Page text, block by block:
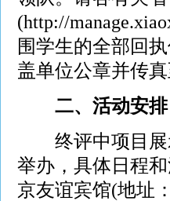
(http://
围学生的全部回
盖单位公章并传真
二、活动安排
终评中项目展
举办，具体日程
京友谊宾馆(地址